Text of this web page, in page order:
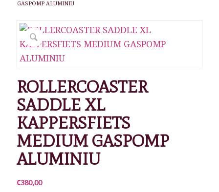
GASPOMP ALUMINIU
ROLLERCOASTER
SADDLE XL
KAPPERSFIETS
MEDIUM GASPOMP
ALUMINIU
€380,00